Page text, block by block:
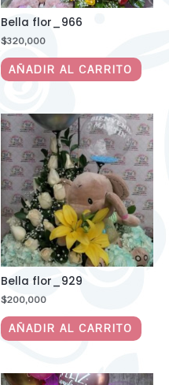
Bella flor_966
$320,000
AÑADIR AL CARRITO
Bella flor_929
$200,000
AÑADIR AL CARRITO